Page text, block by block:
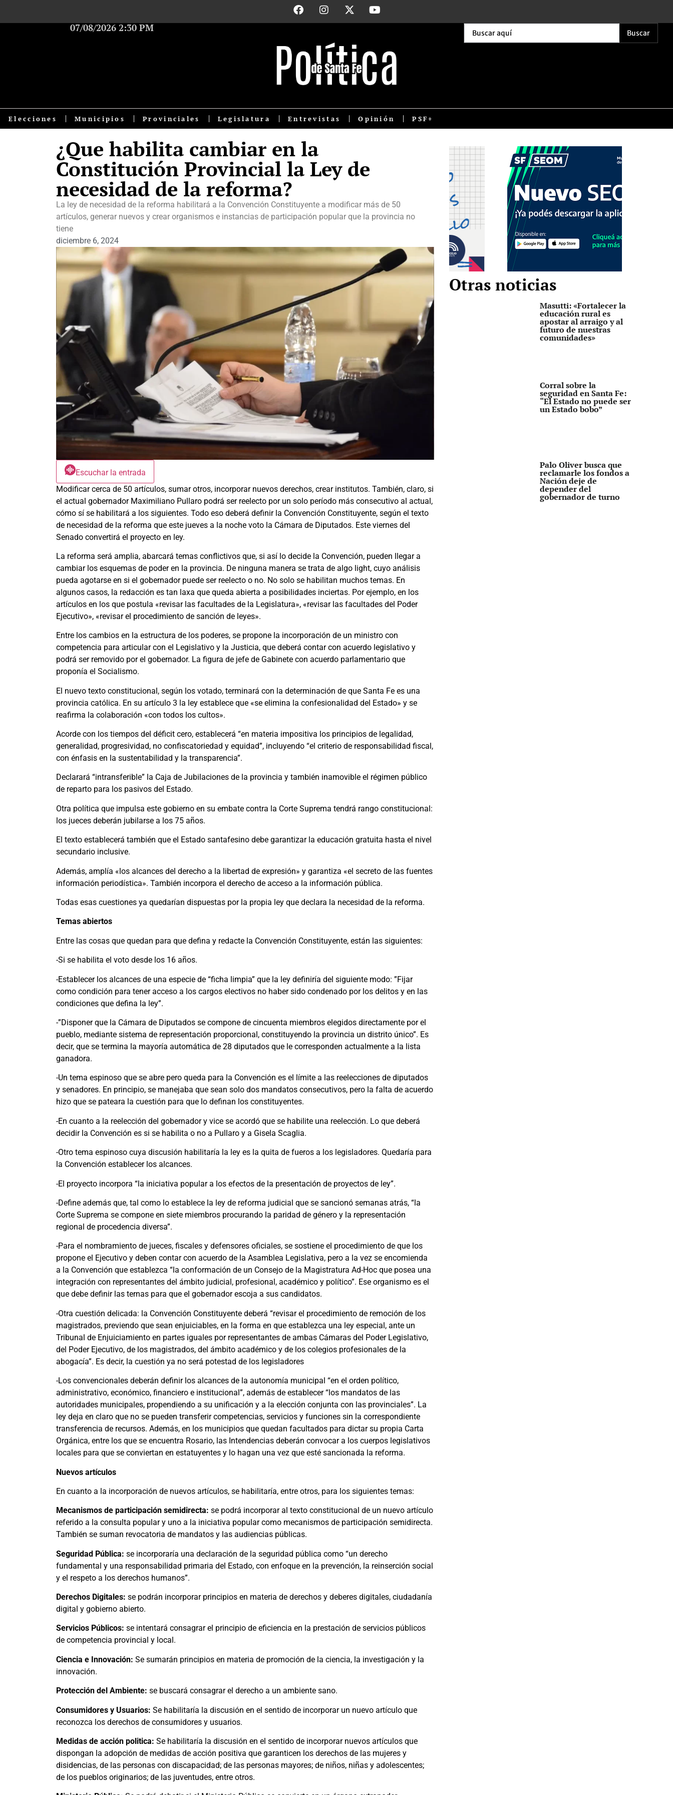
07/08/2026 2:30 PM Buscar
Elecciones Municipios Provinciales Legislatura Entrevistas Opinión PSF+
¿Que habilita cambiar en la
Constitución Provincial la Ley de
necesidad de la reforma?
La ley de necesidad de la reforma habilitará a la Convención Constituyente a modificar más de 50
artículos, generar nuevos y crear organismos e instancias de participación popular que la provincia no
tiene
diciembre 6, 2024
Escuchar la entrada
Modificar cerca de 50 artículos, sumar otros, incorporar nuevos derechos, crear institutos. También, claro, si
el actual gobernador Maximiliano Pullaro podrá ser reelecto por un solo período más consecutivo al actual,
cómo sí se habilitará a los siguientes. Todo eso deberá definir la Convención Constituyente, según el texto
de necesidad de la reforma que este jueves a la noche voto la Cámara de Diputados. Este viernes del
Senado convertirá el proyecto en ley.
La reforma será amplia, abarcará temas conflictivos que, si así lo decide la Convención, pueden llegar a
cambiar los esquemas de poder en la provincia. De ninguna manera se trata de algo light, cuyo análisis
pueda agotarse en si el gobernador puede ser reelecto o no. No solo se habilitan muchos temas. En
algunos casos, la redacción es tan laxa que queda abierta a posibilidades inciertas. Por ejemplo, en los
artículos en los que postula «revisar las facultades de la Legislatura», «revisar las facultades del Poder
Ejecutivo», «revisar el procedimiento de sanción de leyes».
Entre los cambios en la estructura de los poderes, se propone la incorporación de un ministro con
competencia para articular con el Legislativo y la Justicia, que deberá contar con acuerdo legislativo y
podrá ser removido por el gobernador. La figura de jefe de Gabinete con acuerdo parlamentario que
proponía el Socialismo.
El nuevo texto constitucional, según los votado, terminará con la determinación de que Santa Fe es una
provincia católica. En su artículo 3 la ley establece que «se elimina la confesionalidad del Estado» y se
reafirma la colaboración «con todos los cultos».
Acorde con los tiempos del déficit cero, establecerá “en materia impositiva los principios de legalidad,
generalidad, progresividad, no confiscatoriedad y equidad”, incluyendo “el criterio de responsabilidad fiscal,
con énfasis en la sustentabilidad y la transparencia”.
Declarará “intransferible” la Caja de Jubilaciones de la provincia y también inamovible el régimen público
de reparto para los pasivos del Estado.
Otra política que impulsa este gobierno en su embate contra la Corte Suprema tendrá rango constitucional:
los jueces deberán jubilarse a los 75 años.
El texto establecerá también que el Estado santafesino debe garantizar la educación gratuita hasta el nivel
secundario inclusive.
Además, amplía «los alcances del derecho a la libertad de expresión» y garantiza «el secreto de las fuentes
información periodística». También incorpora el derecho de acceso a la información pública.
Todas esas cuestiones ya quedarían dispuestas por la propia ley que declara la necesidad de la reforma.
Temas abiertos
Entre las cosas que quedan para que defina y redacte la Convención Constituyente, están las siguientes:
-Si se habilita el voto desde los 16 años.
-Establecer los alcances de una especie de “ficha limpia” que la ley definiría del siguiente modo: ”Fijar
como condición para tener acceso a los cargos electivos no haber sido condenado por los delitos y en las
condiciones que defina la ley”.
-”Disponer que la Cámara de Diputados se compone de cincuenta miembros elegidos directamente por el
pueblo, mediante sistema de representación proporcional, constituyendo la provincia un distrito único”. Es
decir, que se termina la mayoría automática de 28 diputados que le corresponden actualmente a la lista
ganadora.
-Un tema espinoso que se abre pero queda para la Convención es el límite a las reelecciones de diputados
y senadores. En principio, se manejaba que sean solo dos mandatos consecutivos, pero la falta de acuerdo
hizo que se pateara la cuestión para que lo definan los constituyentes.
-En cuanto a la reelección del gobernador y vice se acordó que se habilite una reelección. Lo que deberá
decidir la Convención es si se habilita o no a Pullaro y a Gisela Scaglia.
-Otro tema espinoso cuya discusión habilitaría la ley es la quita de fueros a los legisladores. Quedaría para
la Convención establecer los alcances.
-El proyecto incorpora “la iniciativa popular a los efectos de la presentación de proyectos de ley”.
-Define además que, tal como lo establece la ley de reforma judicial que se sancionó semanas atrás, “la
Corte Suprema se compone en siete miembros procurando la paridad de género y la representación
regional de procedencia diversa”.
-Para el nombramiento de jueces, fiscales y defensores oficiales, se sostiene el procedimiento de que los
propone el Ejecutivo y deben contar con acuerdo de la Asamblea Legislativa, pero a la vez se encomienda
a la Convención que establezca “la conformación de un Consejo de la Magistratura Ad-Hoc que posea una
integración con representantes del ámbito judicial, profesional, académico y político”. Ese organismo es el
que debe definir las ternas para que el gobernador escoja a sus candidatos.
-Otra cuestión delicada: la Convención Constituyente deberá “revisar el procedimiento de remoción de los
magistrados, previendo que sean enjuiciables, en la forma en que establezca una ley especial, ante un
Tribunal de Enjuiciamiento en partes iguales por representantes de ambas Cámaras del Poder Legislativo,
del Poder Ejecutivo, de los magistrados, del ámbito académico y de los colegios profesionales de la
abogacía”. Es decir, la cuestión ya no será potestad de los legisladores
-Los convencionales deberán definir los alcances de la autonomía municipal “en el orden político,
administrativo, económico, financiero e institucional”, además de establecer “los mandatos de las
autoridades municipales, propendiendo a su unificación y a la elección conjunta con las provinciales”. La
ley deja en claro que no se pueden transferir competencias, servicios y funciones sin la correspondiente
transferencia de recursos. Además, en los municipios que quedan facultados para dictar su propia Carta
Orgánica, entre los que se encuentra Rosario, las Intendencias deberán convocar a los cuerpos legislativos
locales para que se conviertan en estatuyentes y lo hagan una vez que esté sancionada la reforma.
Nuevos artículos
En cuanto a la incorporación de nuevos artículos, se habilitaría, entre otros, para los siguientes temas:
Mecanismos de participación semidirecta: se podrá incorporar al texto constitucional de un nuevo artículo
referido a la consulta popular y uno a la iniciativa popular como mecanismos de participación semidirecta.
También se suman revocatoria de mandatos y las audiencias públicas.
Seguridad Pública: se incorporaría una declaración de la seguridad pública como “un derecho
fundamental y una responsabilidad primaria del Estado, con enfoque en la prevención, la reinserción social
y el respeto a los derechos humanos”.
Derechos Digitales: se podrán incorporar principios en materia de derechos y deberes digitales, ciudadanía
digital y gobierno abierto.
Servicios Públicos: se intentará consagrar el principio de eficiencia en la prestación de servicios públicos
de competencia provincial y local.
Ciencia e Innovación: Se sumarán principios en materia de promoción de la ciencia, la investigación y la
innovación.
Protección del Ambiente: se buscará consagrar el derecho a un ambiente sano.
Consumidores y Usuarios: Se habilitaría la discusión en el sentido de incorporar un nuevo artículo que
reconozca los derechos de consumidores y usuarios.
Medidas de acción politica: Se habilitaría la discusión en el sentido de incorporar nuevos artículos que
dispongan la adopción de medidas de acción positiva que garanticen los derechos de las mujeres y
disidencias, de las personas con discapacidad; de las personas mayores; de niños, niñas y adolescentes;
de los pueblos originarios; de las juventudes, entre otros.
Otras noticias
Masutti: «Fortalecer la
educación rural es
apostar al arraigo y al
futuro de nuestras
comunidades»
Corral sobre la
seguridad en Santa Fe:
“El Estado no puede ser
un Estado bobo”
Palo Oliver busca que
reclamarle los fondos a
Nación deje de
depender del
gobernador de turno